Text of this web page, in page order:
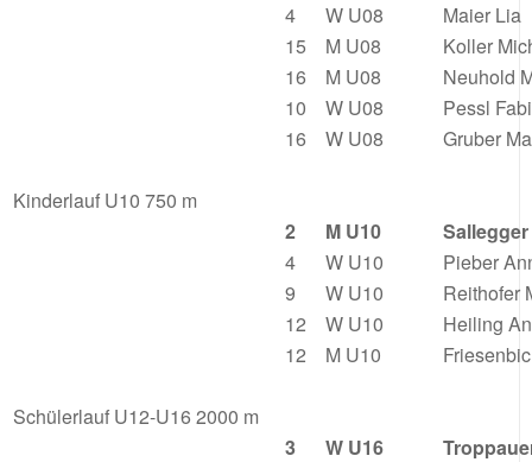
4
W U08
Maier Lia
15
M U08
Koller
16
M U08
Neuhold
10
W U08
Pessl
16
W U08 Gruber
Kinderlauf U10 750 m
2
M U10
4
W U10
Pieber
9
W U10
Reithofer
12
W U10
Heiling
12
M U10
Schülerlauf U12-U16 2000 m
3
W U16